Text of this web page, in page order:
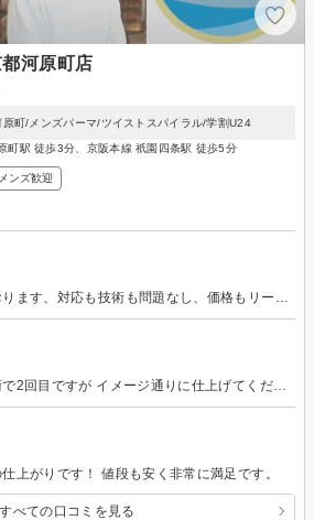
河原町店
町/メンズパーマ/ツイストスパイラル/学割U24
町駅 徒歩3分、京阪本線 祇園四条駅 徒歩5分
メンズ歓迎
いつも丁寧なご対応と施術で2回目ですが イメージ通りに仕上げてくださっていただいてます。施術だけではなく、髪のケアや私に合った提案などしていただいて感謝です。次回も使わせていただこうと思っています。
上がりです！ 値段も安く非常に満足です。
すべての口コミを見る